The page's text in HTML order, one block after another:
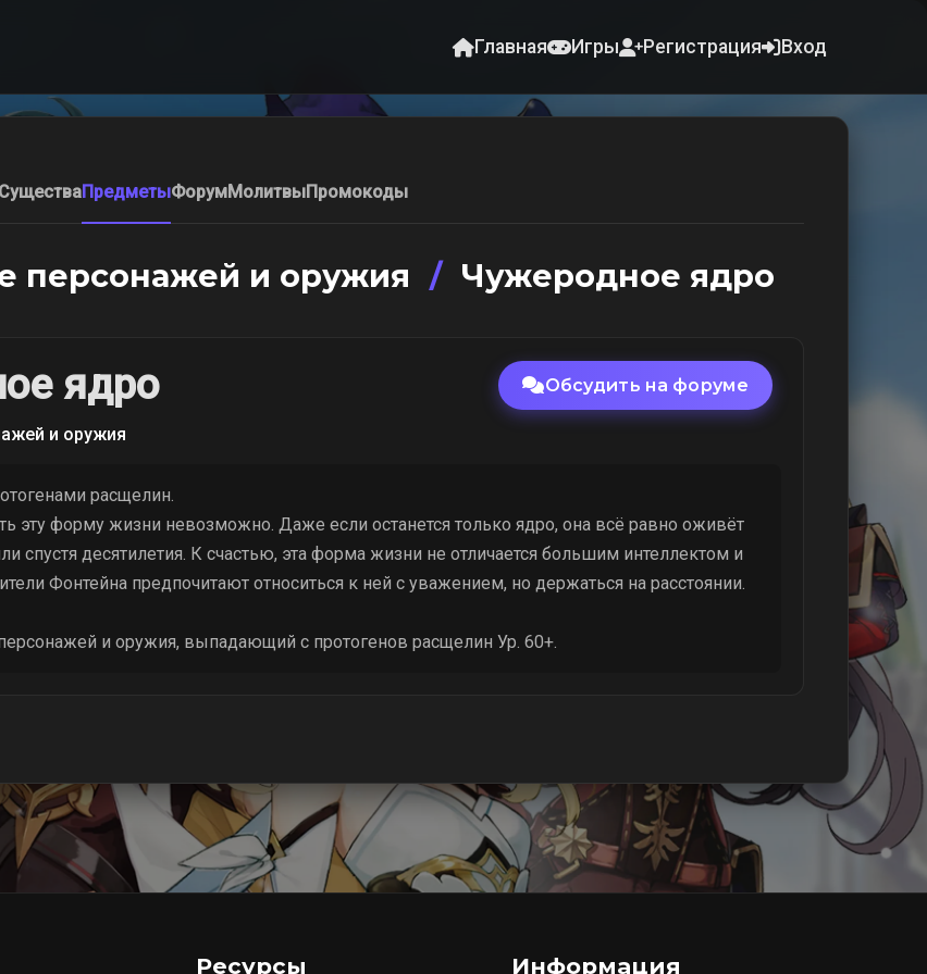
Главная Игры Регистрация Вход
СуществаПредметыФорумМолитвыПромокоды
персонажей и оружия / Чужеродное ядро
ядро Обсудить на форуме
и оружия
расщелин.
эту форму жизни невозможно. Даже если останется только ядро, она всё равно оживёт
спустя десятилетия. К счастью, эта форма жизни не отличается большим интеллектом и
Фонтейна предпочитают относиться к ней с уважением, но держаться на расстоянии.
и оружия, выпадающий с протогенов расщелин Ур. 60+.
Ресурсы Информация